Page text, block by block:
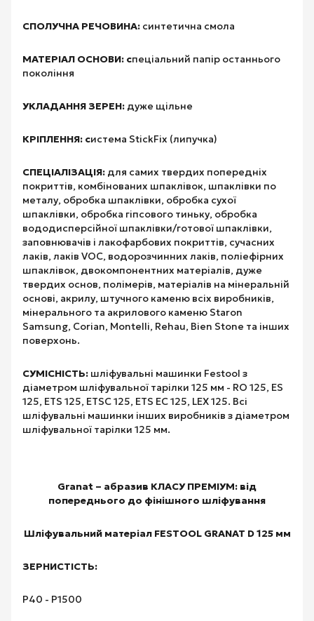
СПОЛУЧНА РЕЧОВИНА: синтетична смола
МАТЕРІАЛ ОСНОВИ: спеціальний папір останнього
покоління
УКЛАДАННЯ ЗЕРЕН: дуже щільне
КРІПЛЕННЯ: система StickFix (липучка)
СПЕЦІАЛІЗАЦІЯ: для самих твердих попередніх
покриттів, комбінованих шпаклівок, шпаклівки по
металу, обробка шпаклівки, обробка сухої
шпаклівки, обробка гіпсового тиньку, обробка
вододисперсійної шпаклівки/готової шпаклівки,
заповнювачів і лакофарбових покриттів, сучасних
лаків, лаків VOC, водорозчинних лаків, поліефірних
шпаклівок, двокомпонентних матеріалів, дуже
твердих основ, полімерів, матеріалів на мінеральній
основі, акрилу, штучного каменю всіх виробників,
мінерального та акрилового каменю Staron
Samsung, Corian, Montelli, Rehau, Bien Stone та інших
поверхонь.
СУМІСНІСТЬ: шліфувальні машинки Festool з
діаметром шліфувальної тарілки 125 мм - RO 125, ES
125, ETS 125, ETSC 125, ETS EC 125, LEX 125. Всі
шліфувальні машинки інших виробників з діаметром
шліфувальної тарілки 125 мм.
Granat – абразив КЛАСУ ПРЕМІУМ: від
попереднього до фінішного шліфування
Шліфувальний матеріал FESTOOL GRANAT D 125 мм
ЗЕРНИСТІСТЬ:
Р40 - Р1500